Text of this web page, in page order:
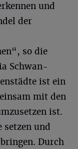
und
der
so die
Schwan-
ist ein
mit den
ist.
setzen und
Durch